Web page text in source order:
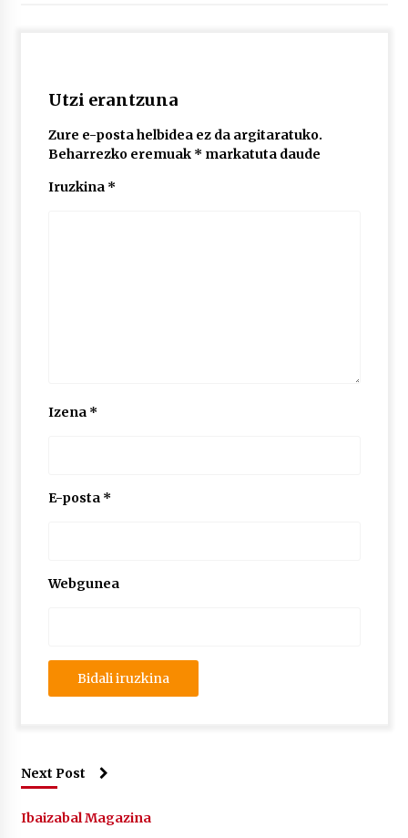
Utzi erantzuna
Zure e-posta helbidea ez da argitaratuko.
Beharrezko eremuak * markatuta daude
Iruzkina *
Izena *
E-posta *
Webgunea
Next Post
Ibaizabal Magazina